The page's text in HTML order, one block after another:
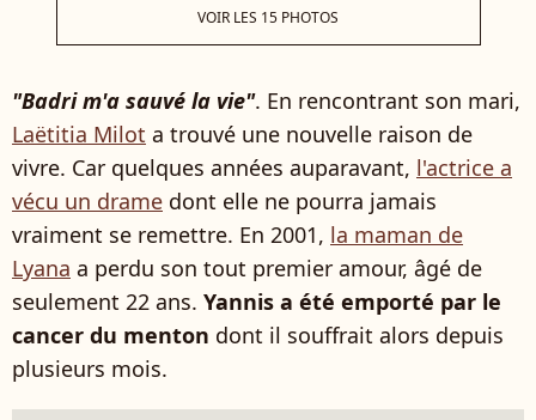
VOIR LES 15 PHOTOS
"Badri m'a sauvé la vie". En rencontrant son mari,
Laëtitia Milot a trouvé une nouvelle raison de
vivre. Car quelques années auparavant, l'actrice a
vécu un drame dont elle ne pourra jamais
vraiment se remettre. En 2001, la maman de
Lyana a perdu son tout premier amour, âgé de
seulement 22 ans. Yannis a été emporté par le
cancer du menton dont il souffrait alors depuis
plusieurs mois.